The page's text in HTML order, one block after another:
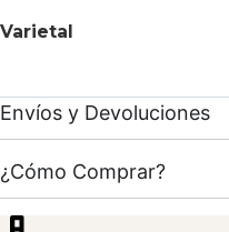
Varietal
Envíos y Devoluciones
¿Cómo Comprar?